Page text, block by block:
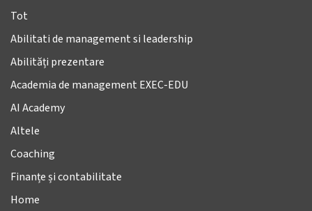
Tot
Abilitati de management si leadership
Abilități prezentare
Academia de management EXEC-EDU
AI Academy
Altele
Coaching
Finanțe și contabilitate
Home